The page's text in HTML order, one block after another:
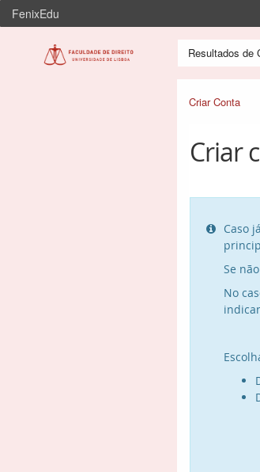
FenixEdu
Resultados de
Criar Conta
Criar

Caso
Se
No